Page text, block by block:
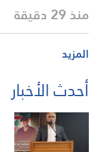
منذ 29 دقيقة
المزيد
أحدث الأخبار